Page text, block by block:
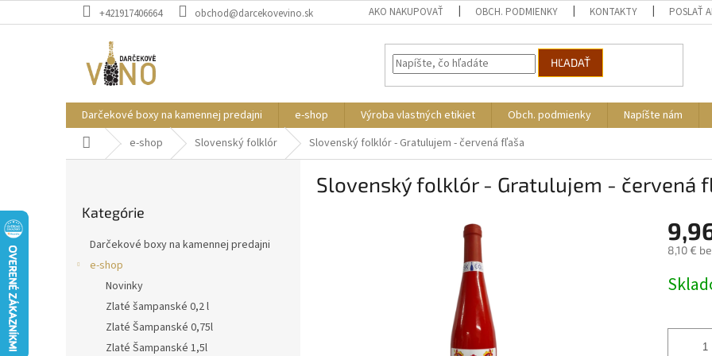
na
+421917406664 obchod@darcekovevino.sk AKO NAKUPOVAŤ OBCH. PODMIENKY KONTAKTY POSLAŤ
HĽADAŤ
Darčekové boxy na kamennej predajni e-shop Výroba vlastných etikiet Obch. podmienky Napíšte nám
Domov e-shop Slovenský folklór Slovenský folklór - Gratulujem - červená fľaša
kategórie
Kategórie
Darčekové boxy na kamennej predajni
e-shop
Novinky
Zlaté šampanské 0,2 l
Zlaté Šampanské 0,75l
Zlaté Šampanské 1,5l
Slovenský folklór - Gratulujem - červená
8,10 €
cena: